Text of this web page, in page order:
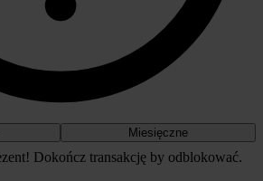
Miesięczne
Dokończ transakcję by odblokować.